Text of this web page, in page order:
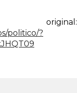
politico/?